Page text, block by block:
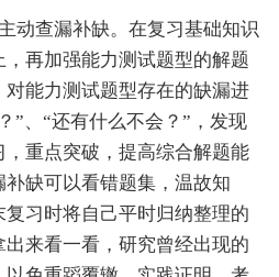
查漏补缺。在复习基础知识
再加强能力测试题型的解题
能力测试题型存在的缺漏进
”、“还有什么不会？”，发现
重点突破，提高综合解题能
缺可以看错题集，温故知
习时将自己平时归纳整理的
来看一看，研究曾经出现的